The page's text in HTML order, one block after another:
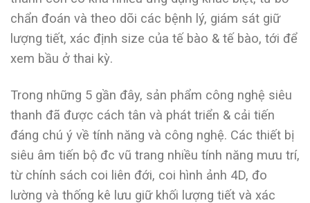
chẩn đoán và theo dõi các bệnh lý, giám sát giữ
lượng tiết, xác định size của tế bào & tế bào, tới để
xem bầu ở thai kỳ.
Trong những 5 gần đây, sản phẩm công nghệ siêu
thanh đã được cách tân và phát triển & cải tiến
đáng chú ý về tính năng và công nghệ. Các thiết bị
siêu âm tiến bộ đc vũ trang nhiều tính năng mưu trí,
từ chính sách coi liên đới, coi hình ảnh 4D, đo
lường và thống kê lưu giữ khối lượng tiết và xác